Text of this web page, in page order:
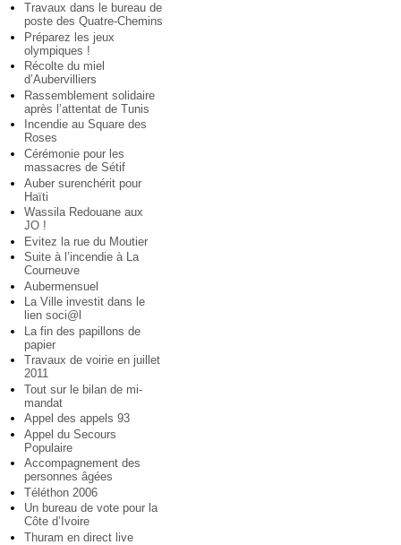
Travaux dans le bureau de
poste des Quatre-Chemins
Préparez les jeux
olympiques !
Récolte du miel
d’Aubervilliers
Rassemblement solidaire
après l’attentat de Tunis
Incendie au Square des
Roses
Cérémonie pour les
massacres de Sétif
Auber surenchérit pour
Haïti
Wassila Redouane aux
JO !
Evitez la rue du Moutier
Suite à l’incendie à La
Courneuve
Aubermensuel
La Ville investit dans le
lien soci@l
La fin des papillons de
papier
Travaux de voirie en juillet
2011
Tout sur le bilan de mi-
mandat
Appel des appels 93
Appel du Secours
Populaire
Accompagnement des
personnes âgées
Téléthon 2006
Un bureau de vote pour la
Côte d’Ivoire
Thuram en direct live